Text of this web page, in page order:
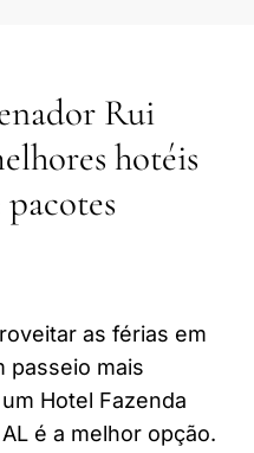
Rui
hotéis
as férias em
passeio mais
Hotel Fazenda
é a melhor opção.